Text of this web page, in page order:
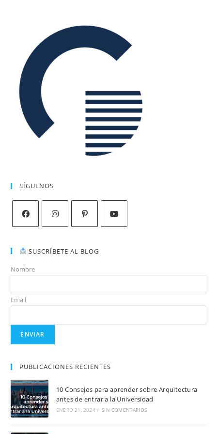
SÍGUENOS
SUSCRÍBETE AL BLOG
Nombre
Email
PUBLICACIONES RECIENTES
10 Consejos para aprender sobre Arquitectura
antes de entrar a la Universidad
ENERO 21, 2024 / SIN COMENTARIOS